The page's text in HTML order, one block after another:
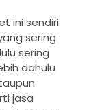
ini sendiri
sering
sering
dahulu
jasa